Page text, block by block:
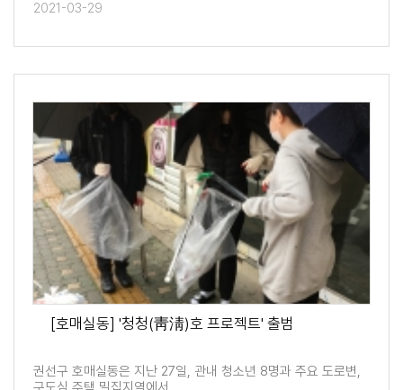
2021-03-29
[호매실동] '청청(靑淸)호 프로젝트' 출범
권선구 호매실동은 지난 27일, 관내 청소년 8명과 주요 도로변,